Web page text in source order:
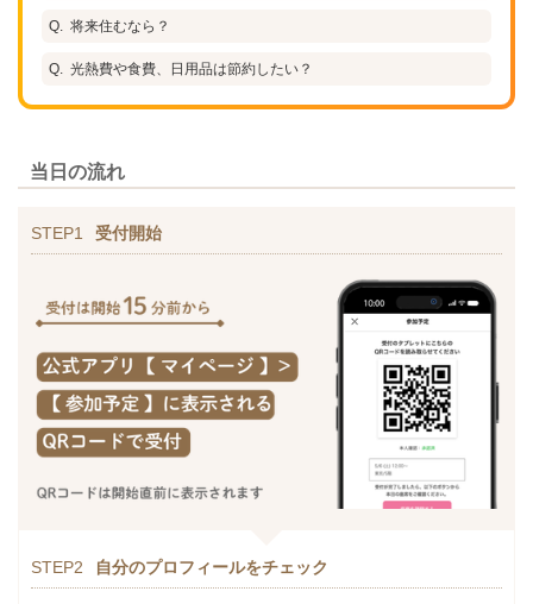
将来住むなら？
光熱費や食費、日用品は節約したい？
当日の流れ
STEP1 受付開始
STEP2 自分のプロフィールをチェック